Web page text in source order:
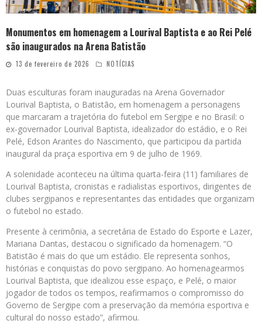
Monumentos em homenagem a Lourival Baptista e ao Rei Pelé
são inaugurados na Arena Batistão
13 de fevereiro de 2026 NOTÍCIAS
Duas esculturas foram inauguradas na Arena Governador
Lourival Baptista, o Batistão, em homenagem a personagens
que marcaram a trajetória do futebol em Sergipe e no Brasil: o
ex-governador Lourival Baptista, idealizador do estádio, e o Rei
Pelé, Edson Arantes do Nascimento, que participou da partida
inaugural da praça esportiva em 9 de julho de 1969.
A solenidade aconteceu na última quarta-feira (11) familiares de
Lourival Baptista, cronistas e radialistas esportivos, dirigentes de
clubes sergipanos e representantes das entidades que organizam
o futebol no estado.
Presente à cerimônia, a secretária de Estado do Esporte e Lazer,
Mariana Dantas, destacou o significado da homenagem. “O
Batistão é mais do que um estádio. Ele representa sonhos,
histórias e conquistas do povo sergipano. Ao homenagearmos
Lourival Baptista, que idealizou esse espaço, e Pelé, o maior
jogador de todos os tempos, reafirmamos o compromisso do
Governo de Sergipe com a preservação da memória esportiva e
cultural do nosso estado”, afirmou.